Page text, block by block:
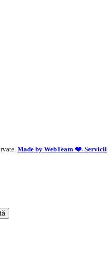
Made by WebTeam ❤️. Servicii